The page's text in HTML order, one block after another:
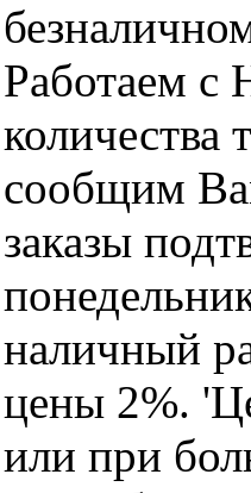
Работаем с
количества
сообщим
заказы
наличный
цены 2%.
или при